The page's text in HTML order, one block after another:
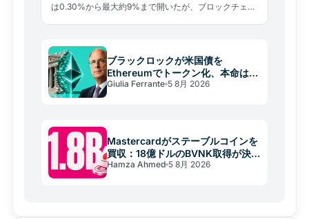
は0.30%から最大約9%まで開いたが、ブロックチェー
ブラックロックが米国債を
Ethereumでトークン化、本命はス
テーブルコイン準備金
Giulia Ferrante 5 8月 2026
Mastercardがステーブルコインを
買収：18億ドルのBVNK取得が決済
を変える
Hamza Ahmed 5 8月 2026